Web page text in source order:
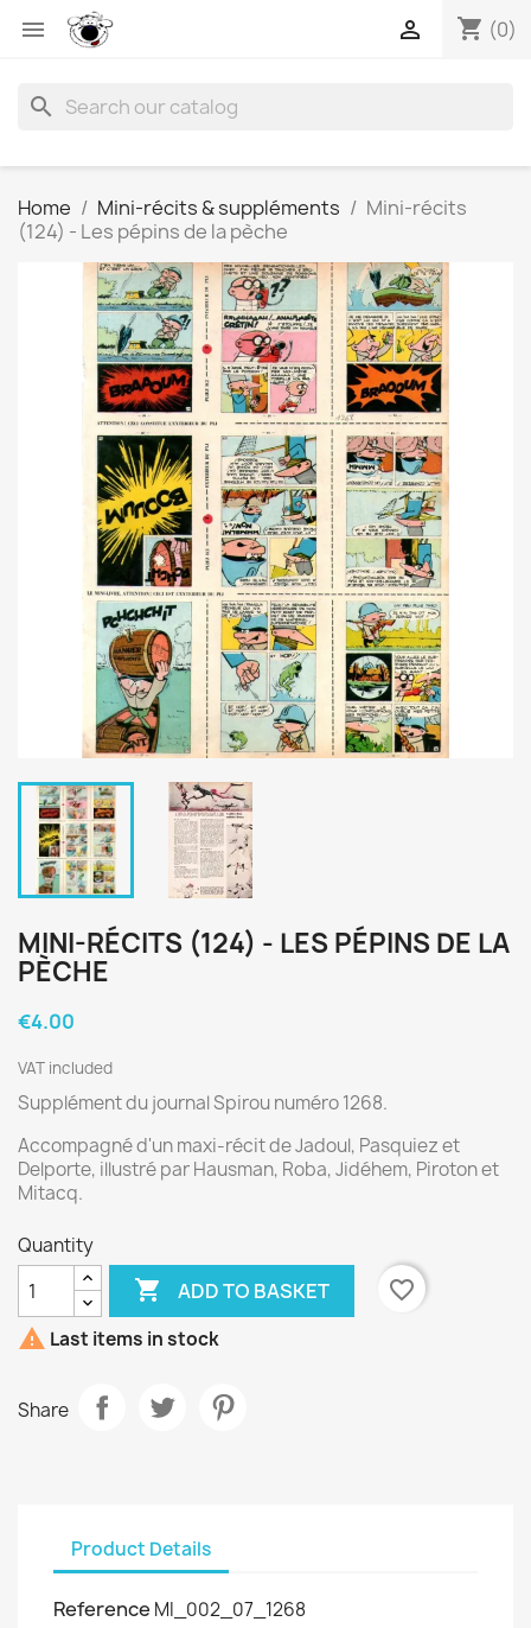
 shopping_cart (0)

search
Home Mini-récits & suppléments
Mini-récits
(124) - Les pépins de la pèche
MINI-RÉCITS (124) - LES PÉPINS DE LA
PÈCHE
€4.00
VAT included
Supplément du journal Spirou numéro 1268.
Accompagné d'un maxi-récit de Jadoul, Pasquiez et
Delporte, illustré par Hausman, Roba, Jidéhem, Piroton et
Mitacq.
Quantity
 ADD TO BASKET
favorite_border
 Last items in stock
Share
Product Details
Reference MI_002_07_1268